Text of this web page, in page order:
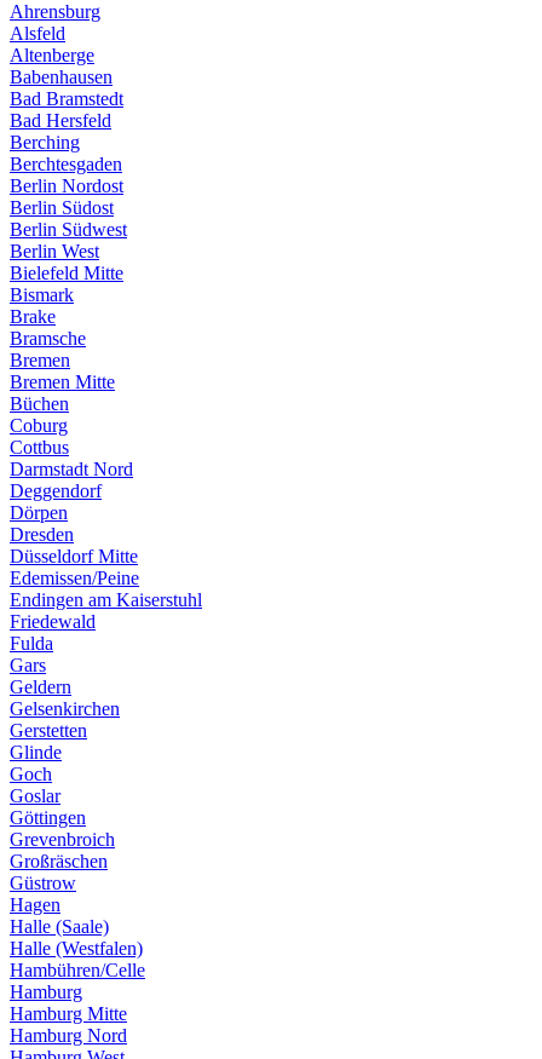
Ahrensburg
Alsfeld
Altenberge
Babenhausen
Bad Bramstedt
Bad Hersfeld
Berching
Berchtesgaden
Berlin Nordost
Berlin Südost
Berlin Südwest
Berlin West
Bielefeld Mitte
Bismark
Brake
Bramsche
Bremen
Bremen Mitte
Büchen
Coburg
Cottbus
Darmstadt Nord
Deggendorf
Dörpen
Dresden
Düsseldorf Mitte
Edemissen/Peine
Endingen am Kaiserstuhl
Friedewald
Fulda
Gars
Geldern
Gelsenkirchen
Gerstetten
Glinde
Goch
Goslar
Göttingen
Grevenbroich
Großräschen
Güstrow
Hagen
Halle (Saale)
Halle (Westfalen)
Hambühren/Celle
Hamburg
Hamburg Mitte
Hamburg Nord